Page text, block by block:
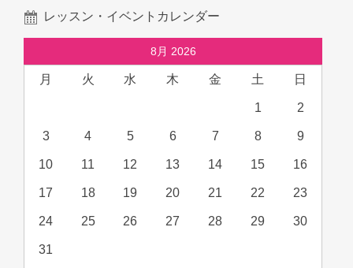
レッスン・イベントカレンダー
8月 2026
月 火 水 木 金 土 日
1 2
3 4 5 6 7 8 9
10 11 12 13 14 15 16
17 18 19 20 21 22 23
24 25 26 27 28 29 30
31